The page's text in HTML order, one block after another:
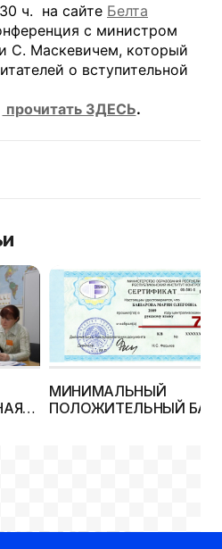
ч. на сайте Белта
с министром
С. Маскевичем, который
о вступительной
прочитать ЗДЕСЬ.
МИНИМАЛЬНЫЙ
ПОЛОЖИТЕЛЬНЫЙ
МЕСТО